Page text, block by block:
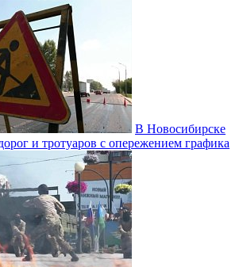
В Новосибирске
и тротуаров с опережением графика